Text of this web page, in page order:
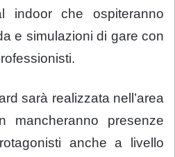
indoor che ospiteranno
e simulazioni di gare con
sarà realizzata nell’area
presenze
anche a livello